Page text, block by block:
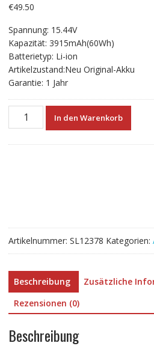
€49.50
Spannung: 15.44V
Kapazität: 3915mAh(60Wh)
Batterietyp: Li-ion
Artikelzustand:Neu Original-Akku
Garantie: 1 Jahr
Neuer
Akku
Menge
In den Warenkorb
Artikelnummer: SL12378 Kategorien:
Beschreibung
Zusätzliche
Rezensionen (0)
Beschreibung